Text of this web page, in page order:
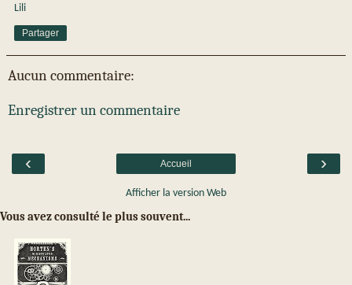
Lili
Partager
Aucun commentaire:
Enregistrer un commentaire
‹ ›
Accueil
Afficher la version Web
Vous avez consulté le plus souvent...